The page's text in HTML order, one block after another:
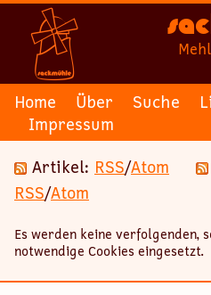
Home Über Suche
Impressum
Artikel: RSS/Atom
RSS/Atom
Es werden keine verfolgenden,
notwendige Cookies eingesetzt.